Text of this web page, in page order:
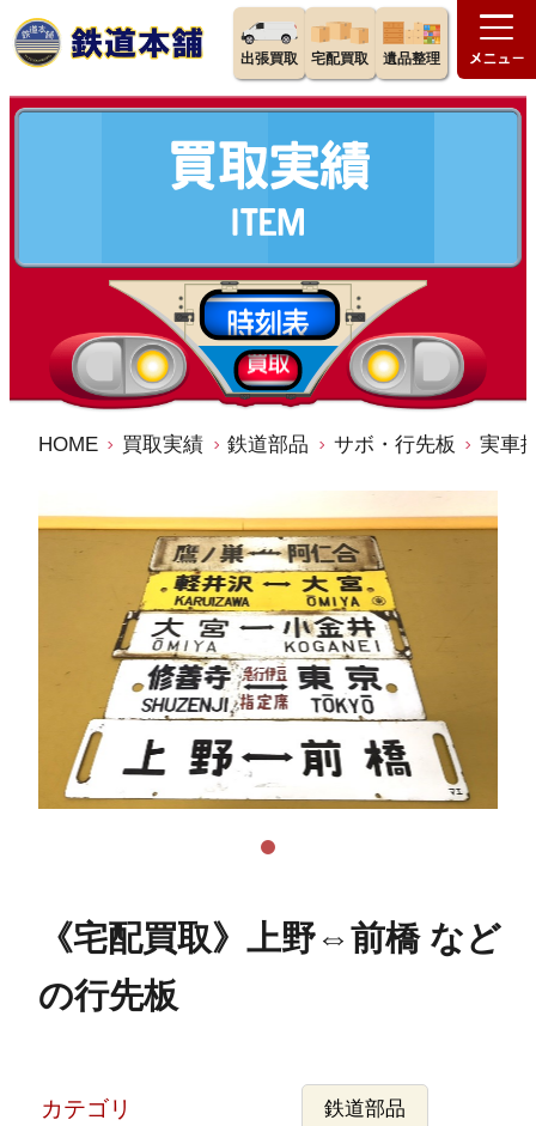
出張買取 宅配買取 遺品整理
HOME 買取実績 鉄道部品 サボ・行先板 実車
《宅配買取》上野⇔前橋 など
の行先板
カテゴリ 鉄道部品